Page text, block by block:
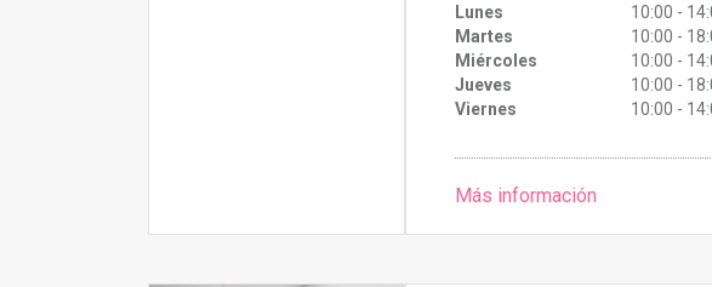
Lunes
10:00 -
Martes
10:00 -
Miércoles
10:00 -
Jueves
10:00 -
Viernes
10:00 -
Más información